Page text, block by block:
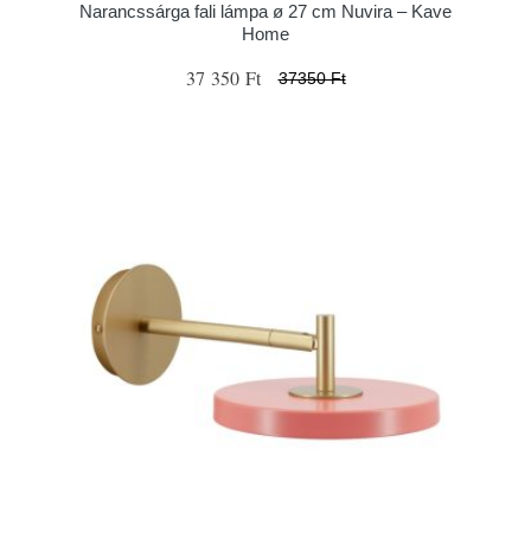
Narancssárga fali lámpa ø 27 cm Nuvira – Kave
Home
37 350 Ft 37350 Ft